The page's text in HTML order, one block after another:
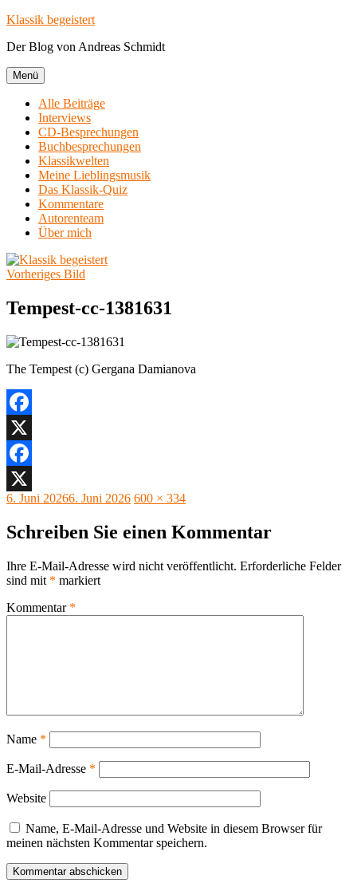
Zum
springen
Klassik begeistert
Der Blog von Andreas Schmidt
Menü
Alle Beiträge
Interviews
CD-Besprechungen
Buchbesprechungen
Klassikwelten
Meine Lieblingsmusik
Das Klassik-Quiz
Kommentare
Autorenteam
Über mich
Vorheriges Bild
Tempest-cc-1381631
The Tempest (c) Gergana Damianova
Facebook
X
Facebook
X
Veröffentlicht
6. Juni 20266. Juni 2026 Originalgröße
600 × 334
Schreiben Sie einen Kommentar
Ihre E-Mail-Adresse wird nicht veröffentlicht. Erforderliche Felder
sind mit * markiert
Kommentar *
Name *
E-Mail-Adresse *
Website
Name, E-Mail-Adresse und Website in diesem Browser für
meinen nächsten Kommentar speichern.